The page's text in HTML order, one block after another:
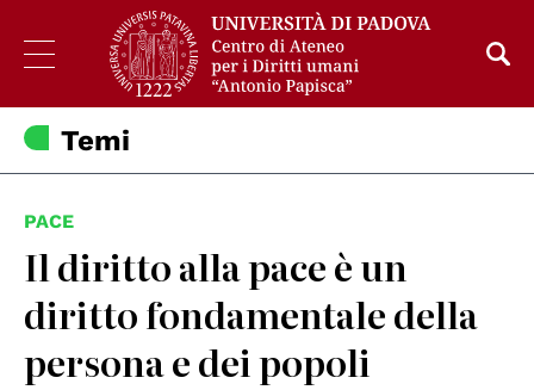
Temi
PACE
Il diritto alla pace è un
diritto fondamentale della
persona e dei popoli